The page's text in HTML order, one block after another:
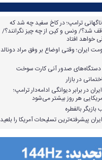
ترامپ؛ در کاخ سفید چه شد که
شد؟/ ونس و کین از چه چیز نگرانند؟/
خواهد افتاد
ایران؛ وقتی اوضاع بر وفق مراد دونالد
در بازار
در برابر دیوانگی ادامه‌دار ترامپ؛
هر روز بیشتر می‌شود
بازیگر بالفطره
پیشرفته‌ترین تسلیحات آمریکا را بلعید